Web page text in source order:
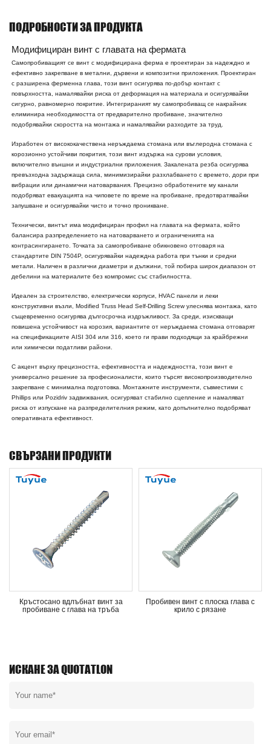
ПОДРОБНОСТИ ЗА ПРОДУКТА
Модифициран винт с главата на фермата
Самопробиващият се винт с модифицирана ферма е проектиран за надеждно и
ефективно закрепване в метални, дървени и композитни приложения. Проектиран
с разширена ферменна глава, този винт осигурява по-добър контакт с
повърхността, намалявайки риска от деформация на материала и осигурявайки
сигурно, равномерно покритие. Интегрираният му самопробиващ се накрайник
елиминира необходимостта от предварително пробиване, значително
подобрявайки скоростта на монтажа и намалявайки разходите за труд.
Изработен от висококачествена неръждаема стомана или въглеродна стомана с
корозионно устойчиви покрития, този винт издържа на сурови условия,
включително външни и индустриални приложения. Закалената резба осигурява
превъзходна задържаща сила, минимизирайки разхлабването с времето, дори при
вибрации или динамични натоварвания. Прецизно обработените му канали
подобряват евакуацията на чиповете по време на пробиване, предотвратявайки
запушване и осигурявайки чисто и точно проникване.
Технически, винтът има модифициран профил на главата на фермата, който
балансира разпределението на натоварването и ограниченията на
контрасингирането. Точката за самопробиване обикновено отговаря на
стандартите DIN 7504P, осигурявайки надеждна работа при тънки и средни
метали. Наличен в различни диаметри и дължини, той побира широк диапазон от
дебелини на материалите без компромис със стабилността.
Идеален за строителство, електрически корпуси, HVAC панели и леки
конструктивни възли, Modified Truss Head Self-Drilling Screw улеснява монтажа, като
същевременно осигурява дългосрочна издръжливост. За среди, изискващи
повишена устойчивост на корозия, вариантите от неръждаема стомана отговарят
на спецификациите AISI 304 или 316, което ги прави подходящи за крайбрежни
или химически податливи райони.
С акцент върху прецизността, ефективността и надеждността, този винт е
универсално решение за професионалисти, които търсят високопроизводително
закрепване с минимална подготовка. Монтажните инструменти, съвместими с
Phillips или Pozidriv задвижвания, осигуряват стабилно сцепление и намаляват
риска от изпускане на разпределителния режим, като допълнително подобряват
оперативната ефективност.
СВЪРЗАНИ ПРОДУКТИ
Кръстосано вдлъбнат винт за
пробиване с глава на тръба
Пробивен винт с плоска глава с
крило с рязане
ИСКАНЕ ЗА QUOTATLON